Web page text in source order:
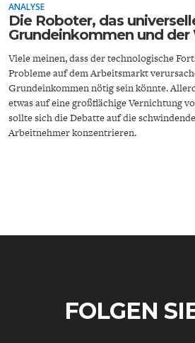
ENERGIE &
ANALYSE
Die Roboter, das
Grundeinkommen und
Viele meinen, dass der technologische
Probleme auf dem Arbeitsmarkt
Grundeinkommen nötig sein könnte.
etwas auf eine großflächige Vernichtung
sollte sich die Debatte auf die
Arbeitnehmer konzentrieren.
FOLGEN